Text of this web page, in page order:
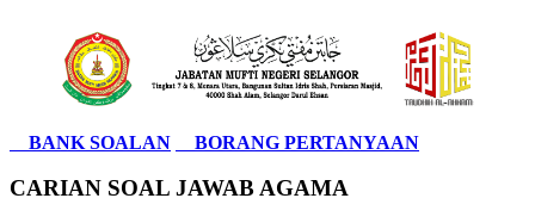
BANK SOALAN BORANG PERTANYAAN
CARIAN SOAL JAWAB AGAMA